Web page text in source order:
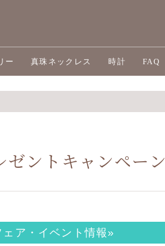
ー 真珠ネックレス 時計 FAQ
ゼントキャンペーン
ェア・イベント情報»